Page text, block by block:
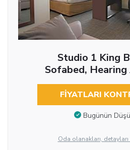
Studio 1 King
Sofabed,
FIYATLARI
Bugünün
Oda olanakları,